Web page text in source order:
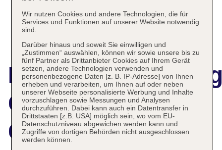
Qubus Hotel
Gdansk
Wir nutzen Cookies und andere Technologien, die für
Services und Funktionen auf unserer Website notwendig
sind.
Darüber hinaus und soweit Sie einwilligen und
„Zustimmen“ auswählen, können wir sowie unsere bis zu
fünf Partner als Drittanbieter Cookies auf Ihrem Gerät
setzen, andere Technologien verwenden und
personenbezogene Daten [z. B. IP-Adresse] von Ihnen
erheben und verarbeiten, um Ihnen auf oder neben
unserer Webseite personalisierte Werbung und Inhalte
vorzuschlagen sowie Messungen und Analysen
durchzuführen. Dabei kann auch ein Datentransfer in
Drittstaaten [z.B. USA] möglich sein, wo vom EU-
Datenschutzniveau abgewichen werden kann und
Zugriffe von dortigen Behörden nicht ausgeschlossen
werden können.